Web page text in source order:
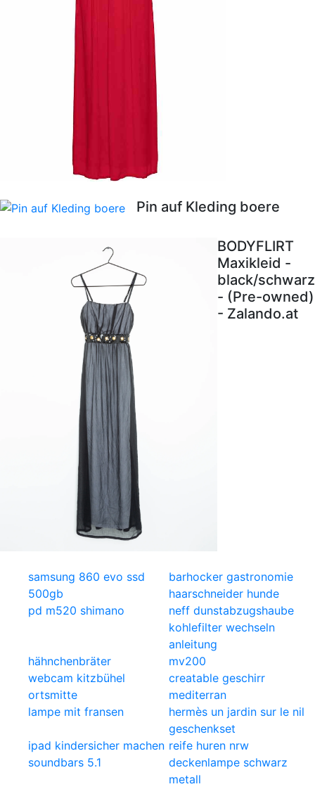
Pin auf Kleding boere
BODYFLIRT
Maxikleid -
black/schwarz
- (Pre-owned)
- Zalando.at
samsung 860 evo ssd
500gb
barhocker gastronomie
haarschneider hunde
pd m520 shimano
neff dunstabzugshaube
kohlefilter wechseln
anleitung
hähnchenbräter
mv200
webcam kitzbühel
ortsmitte
creatable geschirr
mediterran
lampe mit fransen
hermès un jardin sur le nil
geschenkset
ipad kindersicher machen reife huren nrw
soundbars 5.1
deckenlampe schwarz
metall